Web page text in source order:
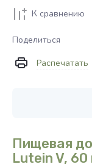
К сравнению
Поделиться
Распечатать
Пищевая
Lutein V, 60